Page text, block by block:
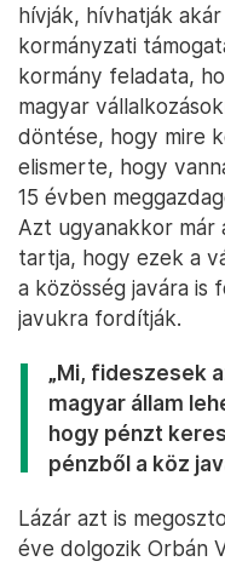
hívják, hívhatják akár
kormányzati
kormány feladata,
magyar
döntése, hogy mire
elismerte, hogy
15 évben
Azt ugyanakkor már
tartja, hogy ezek a
a közösség javára is
javukra fordítják.
„Mi, fideszesek
magyar állam
hogy pénzt
pénzből a köz
Lázár azt is
éve dolgozik Orbán